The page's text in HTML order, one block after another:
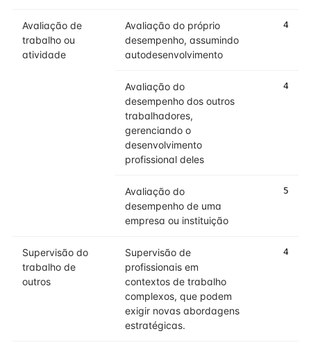
Avaliação de
trabalho ou
atividade
Avaliação do próprio
desempenho, assumindo
autodesenvolvimento
4
Avaliação do
desempenho dos outros
trabalhadores,
gerenciando o
desenvolvimento
profissional deles
4
Avaliação do
desempenho de uma
empresa ou instituição
5
Supervisão do
trabalho de
outros
Supervisão de
profissionais em
contextos de trabalho
complexos, que podem
exigir novas abordagens
estratégicas.
4